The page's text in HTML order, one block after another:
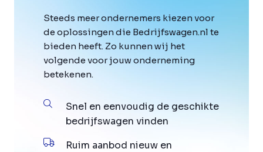
Steeds meer ondernemers kiezen voor
de oplossingen die Bedrijfswagen.nl te
bieden heeft. Zo kunnen wij het
volgende voor jouw onderneming
betekenen.
Snel en eenvoudig de geschikte
bedrijfswagen vinden
Ruim aanbod nieuw en